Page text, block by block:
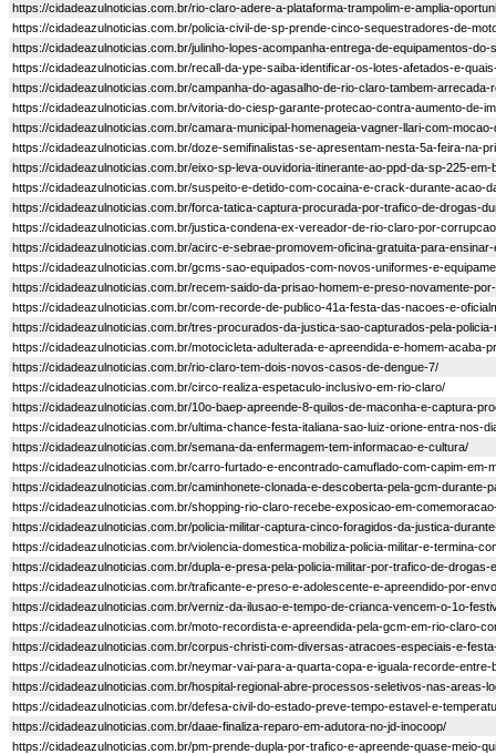
https://cidadeazulnoticias.com.br/rio-claro-adere-a-plataforma-trampolim-e-amplia-
https://cidadeazulnoticias.com.br/policia-civil-de-sp-prende-cinco-sequestradores-de-
https://cidadeazulnoticias.com.br/julinho-lopes-acompanha-entrega-de-equipamentos-
https://cidadeazulnoticias.com.br/recall-da-ype-saiba-identificar-os-lotes-afetados-e-
https://cidadeazulnoticias.com.br/campanha-do-agasalho-de-rio-claro-tambem-arrecada-
https://cidadeazulnoticias.com.br/vitoria-do-ciesp-garante-protecao-contra-aumento-de-
https://cidadeazulnoticias.com.br/camara-municipal-homenageia-vagner-llari-com-
https://cidadeazulnoticias.com.br/doze-semifinalistas-se-apresentam-nesta-5a-feira-na-
https://cidadeazulnoticias.com.br/eixo-sp-leva-ouvidoria-itinerante-ao-ppd-da-sp-225-em-
https://cidadeazulnoticias.com.br/suspeito-e-detido-com-cocaina-e-crack-durante-acao-
https://cidadeazulnoticias.com.br/forca-tatica-captura-procurada-por-trafico-de-drogas-
https://cidadeazulnoticias.com.br/justica-condena-ex-vereador-de-rio-claro-por-
https://cidadeazulnoticias.com.br/acirc-e-sebrae-promovem-oficina-gratuita-para-
https://cidadeazulnoticias.com.br/gcms-sao-equipados-com-novos-uniformes-e-
https://cidadeazulnoticias.com.br/recem-saido-da-prisao-homem-e-preso-novamente-
https://cidadeazulnoticias.com.br/com-recorde-de-publico-41a-festa-das-nacoes-e-
https://cidadeazulnoticias.com.br/tres-procurados-da-justica-sao-capturados-pela-
https://cidadeazulnoticias.com.br/motocicleta-adulterada-e-apreendida-e-homem-acaba-
https://cidadeazulnoticias.com.br/rio-claro-tem-dois-novos-casos-de-dengue-7/
https://cidadeazulnoticias.com.br/circo-realiza-espetaculo-inclusivo-em-rio-claro/
https://cidadeazulnoticias.com.br/10o-baep-apreende-8-quilos-de-maconha-e-captura-
https://cidadeazulnoticias.com.br/ultima-chance-festa-italiana-sao-luiz-orione-entra-nos-
https://cidadeazulnoticias.com.br/semana-da-enfermagem-tem-informacao-e-cultura/
https://cidadeazulnoticias.com.br/carro-furtado-e-encontrado-camuflado-com-capim-em-
https://cidadeazulnoticias.com.br/caminhonete-clonada-e-descoberta-pela-gcm-durante-
https://cidadeazulnoticias.com.br/shopping-rio-claro-recebe-exposicao-em-
https://cidadeazulnoticias.com.br/policia-militar-captura-cinco-foragidos-da-justica-
https://cidadeazulnoticias.com.br/violencia-domestica-mobiliza-policia-militar-e-termina-
https://cidadeazulnoticias.com.br/dupla-e-presa-pela-policia-militar-por-trafico-de-
https://cidadeazulnoticias.com.br/traficante-e-preso-e-adolescente-e-apreendido-por-
https://cidadeazulnoticias.com.br/verniz-da-ilusao-e-tempo-de-crianca-vencem-o-1o-
https://cidadeazulnoticias.com.br/moto-recordista-e-apreendida-pela-gcm-em-rio-claro-
https://cidadeazulnoticias.com.br/corpus-christi-com-diversas-atracoes-especiais-e-
https://cidadeazulnoticias.com.br/neymar-vai-para-a-quarta-copa-e-iguala-recorde-entre-
https://cidadeazulnoticias.com.br/hospital-regional-abre-processos-seletivos-nas-areas-
https://cidadeazulnoticias.com.br/defesa-civil-do-estado-preve-tempo-estavel-e-
https://cidadeazulnoticias.com.br/daae-finaliza-reparo-em-adutora-no-jd-inocoop/
https://cidadeazulnoticias.com.br/pm-prende-dupla-por-trafico-e-apreende-quase-meio-